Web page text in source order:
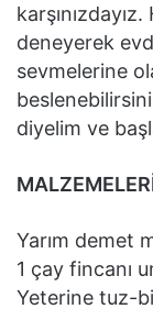
deneyerek
sevmelerine
diyelim ve
Yarım demet
1 çay fincanı
Yeterine tuz-